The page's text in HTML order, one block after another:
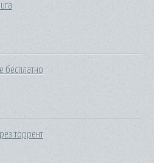
бесплатно
торрент